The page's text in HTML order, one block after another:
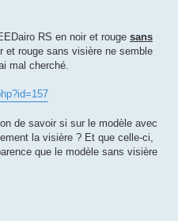
RS en noir et rouge sans
et rouge sans visière ne semble
mal cherché.
de savoir si sur le modèle avec
la visière ? Et que celle-ci,
que le modèle sans visière